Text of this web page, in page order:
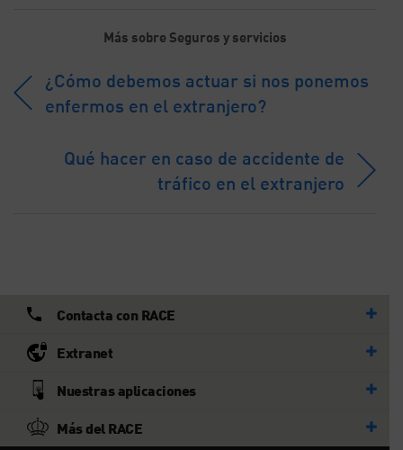
Más sobre Seguros y servicios
¿Cómo debemos actuar si nos ponemos
enfermos en el extranjero?
Qué hacer en caso de accidente de
tráfico en el extranjero
Contacta con RACE
Extranet
Nuestras aplicaciones
Más del RACE